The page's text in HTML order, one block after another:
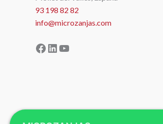
93 198 82 82
info@microzanjas.com
Facebook
LinkedIn
YouTube